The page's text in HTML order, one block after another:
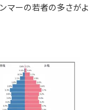
マーの若者の多さがよ